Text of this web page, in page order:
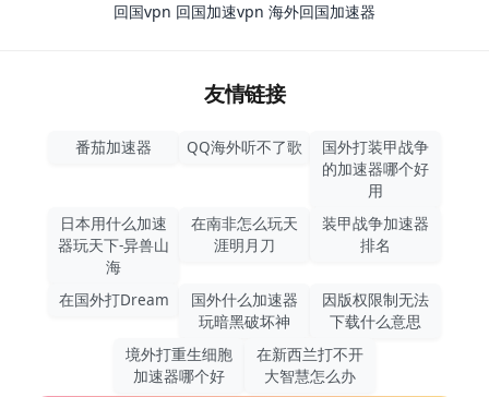
回国vpn 回国加速vpn 海外回国加速器
友情链接
番茄加速器 QQ海外听不了歌
国外打装甲战争
的加速器哪个好
用
日本用什么加速
器玩天下-异兽山
海
在南非怎么玩天
涯明月刀
装甲战争加速器
排名
在国外打Dream
国外什么加速器
玩暗黑破坏神
因版权限制无法
下载什么意思
境外打重生细胞
加速器哪个好
在新西兰打不开
大智慧怎么办